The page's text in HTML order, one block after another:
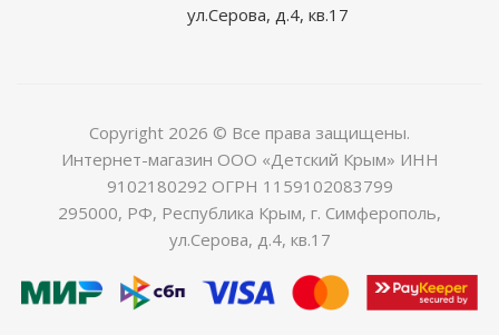
ул.Серова, д.4, кв.17
Copyright 2026 © Все права защищены.
Интернет-магазин ООО «Детский Крым» ИНН
9102180292 ОГРН 1159102083799
295000, РФ, Республика Крым, г. Симферополь,
ул.Серова, д.4, кв.17